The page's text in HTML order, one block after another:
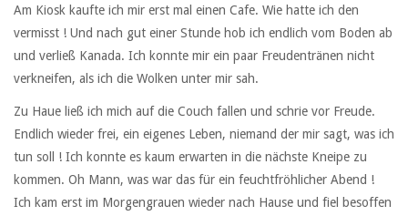
Am Kiosk kaufte ich mir erst mal einen Cafe. Wie hatte ich den
vermisst ! Und nach gut einer Stunde hob ich endlich vom Boden ab
und verließ Kanada. Ich konnte mir ein paar Freudentränen nicht
verkneifen, als ich die Wolken unter mir sah.
Zu Haue ließ ich mich auf die Couch fallen und schrie vor Freude.
Endlich wieder frei, ein eigenes Leben, niemand der mir sagt, was ich
tun soll ! Ich konnte es kaum erwarten in die nächste Kneipe zu
kommen. Oh Mann, was war das für ein feuchtfröhlicher Abend !
Ich kam erst im Morgengrauen wieder nach Hause und fiel besoffen